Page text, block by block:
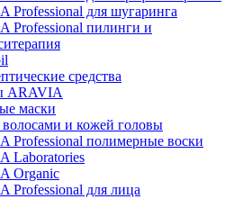
Professional для шугаринга
Professional пилинги и
средства
ARAVIA
маски
волосами и кожей головы
Professional полимерные воски
Laboratories
Organic
Professional для лица